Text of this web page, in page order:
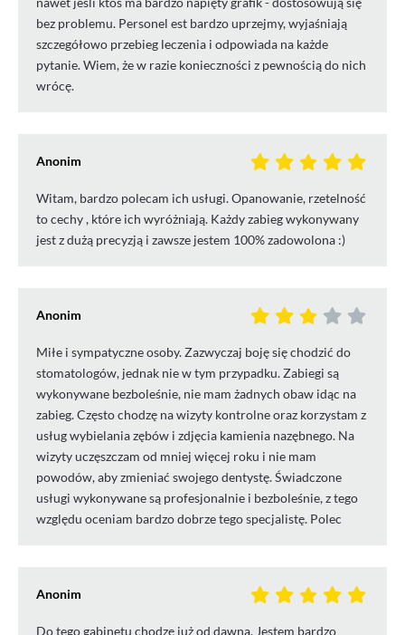
bez problemu. Personel est bardzo uprzejmy, wyjaśniają
szczegółowo przebieg leczenia i odpowiada na każde
pytanie. Wiem, że w razie konieczności z pewnością do nich
wrócę.
Anonim
Witam, bardzo polecam ich usługi. Opanowanie, rzetelność
to cechy , które ich wyróżniają. Każdy zabieg wykonywany
jest z dużą precyzją i zawsze jestem 100% zadowolona :)
Anonim
Miłe i sympatyczne osoby. Zazwyczaj boję się chodzić do
stomatologów, jednak nie w tym przypadku. Zabiegi są
wykonywane bezboleśnie, nie mam żadnych obaw idąc na
zabieg. Często chodzę na wizyty kontrolne oraz korzystam z
usług wybielania zębów i zdjęcia kamienia nazębnego. Na
wizyty uczęszczam od mniej więcej roku i nie mam
powodów, aby zmieniać swojego dentystę. Świadczone
usługi wykonywane są profesjonalnie i bezboleśnie, z tego
względu oceniam bardzo dobrze tego specjalistę. Polec
Anonim
Do tego gabinetu chodzę już od dawna. Jestem bardzo